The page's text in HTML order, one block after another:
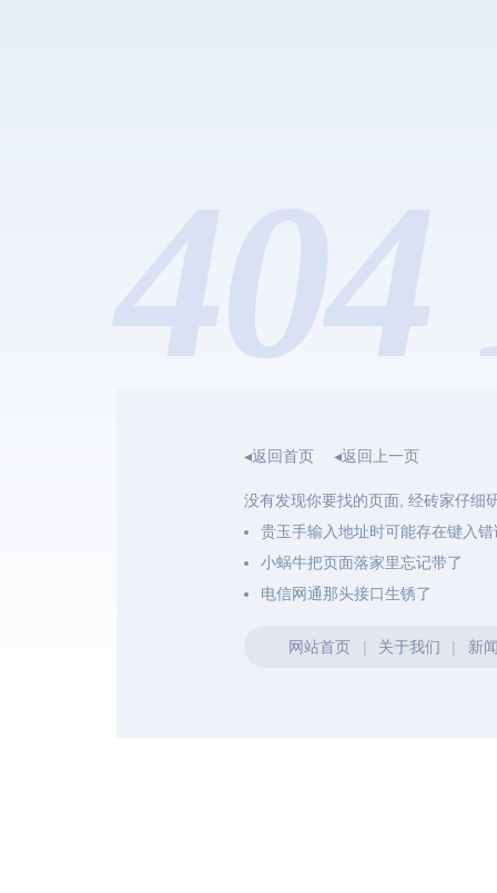
◂返回首页 ◂返回上一页
没有发现你要找的页面, 经砖家仔细
贵玉手输入地址时可能存在键入错
小蜗牛把页面落家里忘记带了
电信网通那头接口生锈了
网站首页 | 关于我们 | 新